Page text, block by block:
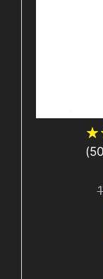
★
★
(50